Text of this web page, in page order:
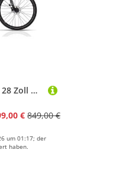
Airtracks Trekkingrad 28 Zoll Herren Trekking Fahrrad TRAIL 4.0 Trekkingrad, 24 Gang, Kettenschaltung, Schwarz Matt - Rahmenhöhen 50 cm 55cm 60cm » Modeljahr 2026
€ 849,00 €
um 01:17; der
haben.